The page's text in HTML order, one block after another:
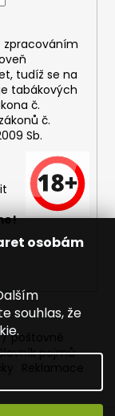
osobám
souhlas, že
zpracováním
tudíž se na
tabákových
č.
č.
Sb.
poštovné
pojmů